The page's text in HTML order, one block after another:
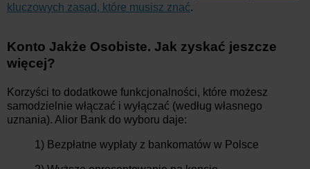
kluczowych zasad, które musisz znać.
Konto Jakże Osobiste. Jak zyskać jeszcze
więcej?
Korzyści to dodatkowe funkcjonalności, które możesz
samodzielnie włączać i wyłączać (według własnego
uznania). Alior Bank do wyboru daje:
1) Bezpłatne wypłaty z bankomatów w Polsce